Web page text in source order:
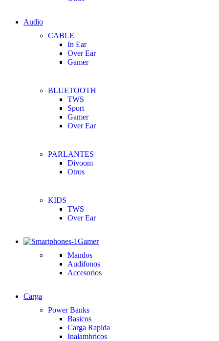
Audio
CABLE
In Ear
Over Ear
Gamer
BLUETOOTH
TWS
Sport
Gamer
Over Ear
PARLANTES
Divoom
Otros
KIDS
TWS
Over Ear
Gamer
Mandos
Audifonos
Accesorios
Carga
Power Banks
Basicos
Carga Rapida
Inalambricos